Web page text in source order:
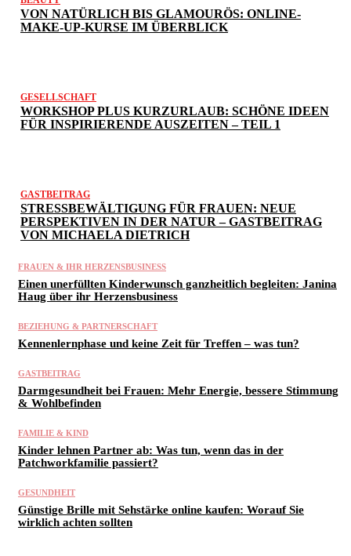
VON NATÜRLICH BIS GLAMOURÖS: ONLINE-
MAKE-UP-KURSE IM ÜBERBLICK
GESELLSCHAFT
WORKSHOP PLUS KURZURLAUB: SCHÖNE IDEEN
FÜR INSPIRIERENDE AUSZEITEN – TEIL 1
GASTBEITRAG
STRESSBEWÄLTIGUNG FÜR FRAUEN: NEUE
PERSPEKTIVEN IN DER NATUR – GASTBEITRAG
VON MICHAELA DIETRICH
FRAUEN & IHR HERZENSBUSINESS
Einen unerfüllten Kinderwunsch ganzheitlich begleiten: Janina
Haug über ihr Herzensbusiness
BEZIEHUNG & PARTNERSCHAFT
Kennenlernphase und keine Zeit für Treffen – was tun?
GASTBEITRAG
Darmgesundheit bei Frauen: Mehr Energie, bessere Stimmung
& Wohlbefinden
FAMILIE & KIND
Kinder lehnen Partner ab: Was tun, wenn das in der
Patchworkfamilie passiert?
GESUNDHEIT
Günstige Brille mit Sehstärke online kaufen: Worauf Sie
wirklich achten sollten